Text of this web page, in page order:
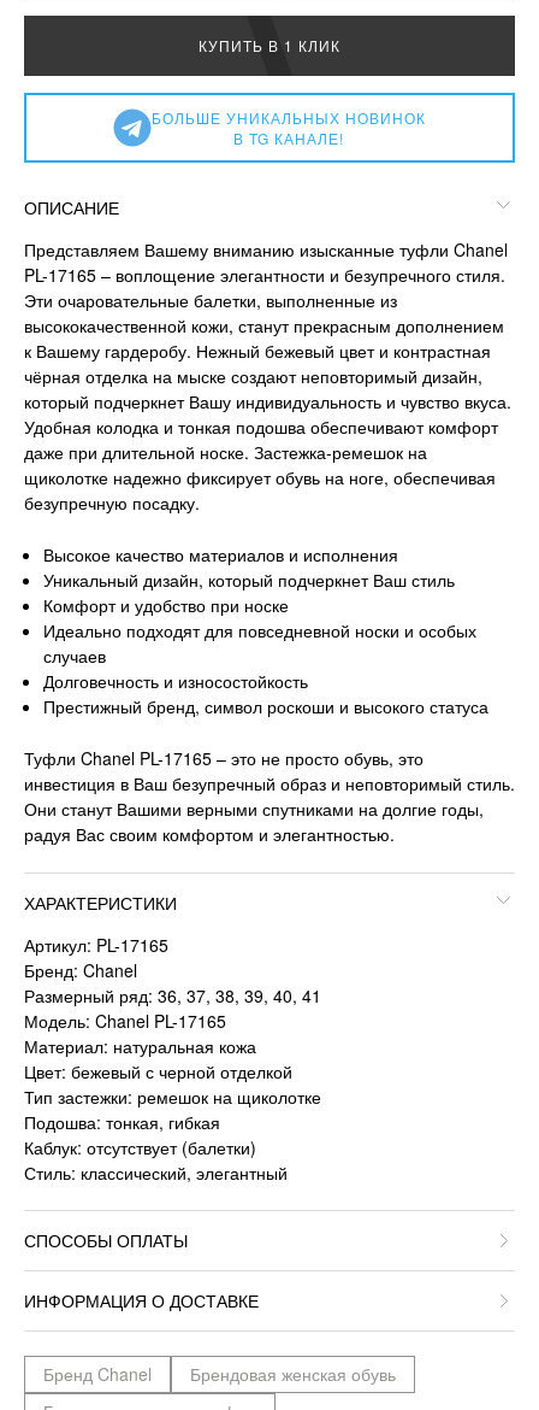
КУПИТЬ В 1 КЛИК
БОЛЬШЕ УНИКАЛЬНЫХ НОВИНОК
В TG КАНАЛЕ!
ОПИСАНИЕ
Представляем Вашему вниманию изысканные туфли Chanel
PL-17165 – воплощение элегантности и безупречного стиля.
Эти очаровательные балетки, выполненные из
высококачественной кожи, станут прекрасным дополнением
к Вашему гардеробу. Нежный бежевый цвет и контрастная
чёрная отделка на мыске создают неповторимый дизайн,
который подчеркнет Вашу индивидуальность и чувство вкуса.
Удобная колодка и тонкая подошва обеспечивают комфорт
даже при длительной носке. Застежка-ремешок на
щиколотке надежно фиксирует обувь на ноге, обеспечивая
безупречную посадку.
Высокое качество материалов и исполнения
Уникальный дизайн, который подчеркнет Ваш стиль
Комфорт и удобство при носке
Идеально подходят для повседневной носки и особых
случаев
Долговечность и износостойкость
Престижный бренд, символ роскоши и высокого статуса
Туфли Chanel PL-17165 – это не просто обувь, это
инвестиция в Ваш безупречный образ и неповторимый стиль.
Они станут Вашими верными спутниками на долгие годы,
радуя Вас своим комфортом и элегантностью.
ХАРАКТЕРИСТИКИ
Артикул: PL-17165
Бренд: Chanel
Размерный ряд: 36, 37, 38, 39, 40, 41
Модель: Chanel PL-17165
Материал: натуральная кожа
Цвет: бежевый с черной отделкой
Тип застежки: ремешок на щиколотке
Подошва: тонкая, гибкая
Каблук: отсутствует (балетки)
Стиль: классический, элегантный
СПОСОБЫ ОПЛАТЫ
ИНФОРМАЦИЯ О ДОСТАВКЕ
Бренд Chanel
Брендовая женская обувь